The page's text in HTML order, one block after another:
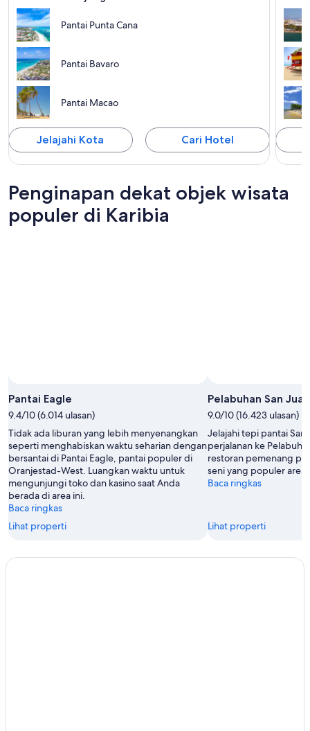
Pantai Punta Cana
Pantai Bavaro
Pantai Macao
Jelajahi Kota Cari Hotel
Penginapan dekat objek wisata
populer di Karibia
Pantai Eagle
9.4/10 (6.014 ulasan)
Tidak ada liburan yang lebih menyenangkan
seperti menghabiskan waktu seharian dengan
bersantai di Pantai Eagle, pantai populer di
Oranjestad-West. Luangkan waktu untuk
mengunjungi toko dan kasino saat Anda
berada di area ini.
Baca ringkas
Lihat properti
Pelabuhan San Juan
9.0/10 (16.423 ulasan)
Jelajahi tepi pantai San
perjalanan ke
restoran pemenang
seni yang populer area
Baca ringkas
Lihat properti